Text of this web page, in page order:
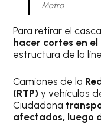
Metro
Para retirar el
hacer cortes en
estructura de la
Camiones de la
(RTP) y vehículos
Ciudadana
afectados, luego